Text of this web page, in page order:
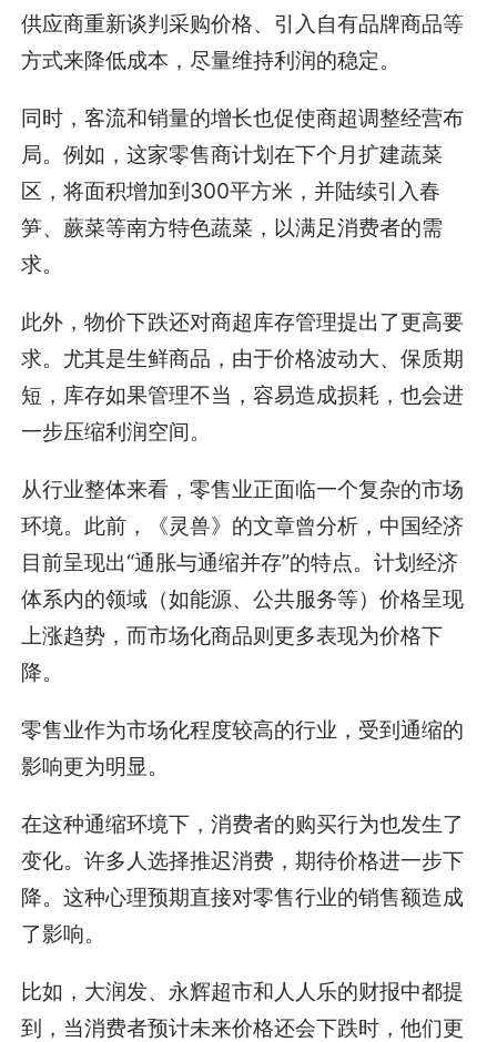
供应商重新谈判采购价格、引入自有品牌商品等
方式来降低成本，尽量维持利润的稳定。
同时，客流和销量的增长也促使商超调整经营布
局。例如，这家零售商计划在下个月扩建蔬菜
区，将面积增加到300平方米，并陆续引入春
笋、蕨菜等南方特色蔬菜，以满足消费者的需
求。
此外，物价下跌还对商超库存管理提出了更高要
求。尤其是生鲜商品，由于价格波动大、保质期
短，库存如果管理不当，容易造成损耗，也会进
一步压缩利润空间。
从行业整体来看，零售业正面临一个复杂的市场
环境。此前，《灵兽》的文章曾分析，中国经济
目前呈现出“通胀与通缩并存”的特点。计划经济
体系内的领域（如能源、公共服务等）价格呈现
上涨趋势，而市场化商品则更多表现为价格下
降。
零售业作为市场化程度较高的行业，受到通缩的
影响更为明显。
在这种通缩环境下，消费者的购买行为也发生了
变化。许多人选择推迟消费，期待价格进一步下
降。这种心理预期直接对零售行业的销售额造成
了影响。
比如，大润发、永辉超市和人人乐的财报中都提
到，当消费者预计未来价格还会下跌时，他们更